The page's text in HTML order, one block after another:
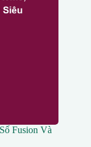
Fusion Và